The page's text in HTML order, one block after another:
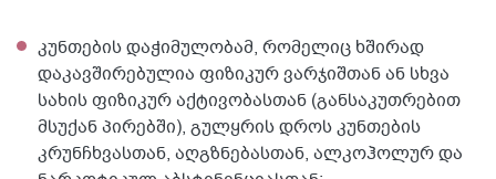
კუნთების დაჭიმულობამ, რომელიც ხშირად
დაკავშირებულია ფიზიკურ ვარჯიშთან ან სხვა
სახის ფიზიკურ აქტივობასთან (განსაკუთრებით
მსუქან პირებში), გულყრის დროს კუნთების
კრუნჩხვასთან, აღგზნებასთან, ალკოჰოლურ და